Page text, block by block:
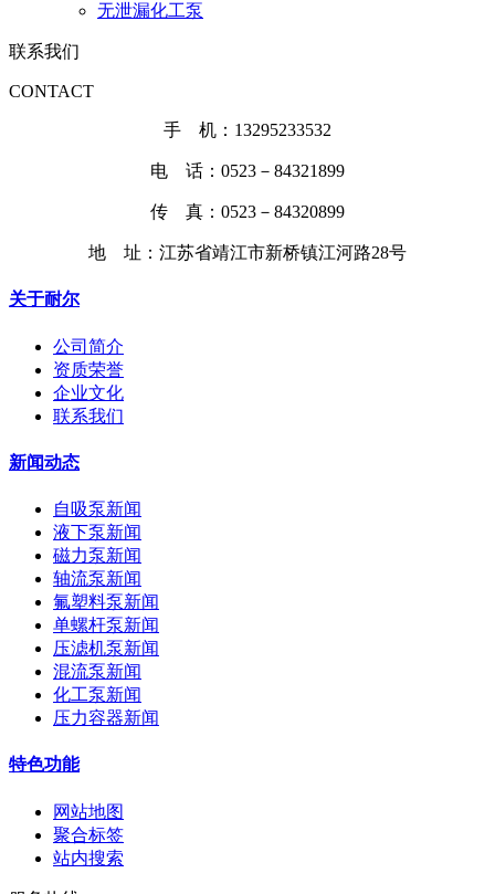
无泄漏化工泵
联系我们
CONTACT
手 机：13295233532
电 话：0523－84321899
传 真：0523－84320899
地 址：江苏省靖江市新桥镇江河路28号
关于耐尔
公司简介
资质荣誉
企业文化
联系我们
新闻动态
自吸泵新闻
液下泵新闻
磁力泵新闻
轴流泵新闻
氟塑料泵新闻
单螺杆泵新闻
压滤机泵新闻
混流泵新闻
化工泵新闻
压力容器新闻
特色功能
网站地图
聚合标签
站内搜索